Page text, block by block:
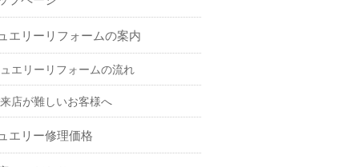
エリーリフォームの案内
エリーリフォームの流れ
店が難しいお客様へ
エリー修理価格